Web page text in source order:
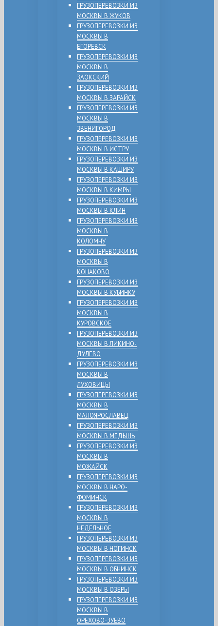
ГРУЗОПЕРЕВОЗКИ ИЗ
МОСКВЫ В ЖУКОВ
ГРУЗОПЕРЕВОЗКИ ИЗ
МОСКВЫ В
ЕГОРЕВСК
ГРУЗОПЕРЕВОЗКИ ИЗ
МОСКВЫ В
ЗАОКСКИЙ
ГРУЗОПЕРЕВОЗКИ ИЗ
МОСКВЫ В ЗАРАЙСК
ГРУЗОПЕРЕВОЗКИ ИЗ
МОСКВЫ В
ЗВЕНИГОРОД
ГРУЗОПЕРЕВОЗКИ ИЗ
МОСКВЫ В ИСТРУ
ГРУЗОПЕРЕВОЗКИ ИЗ
МОСКВЫ В КАШИРУ
ГРУЗОПЕРЕВОЗКИ ИЗ
МОСКВЫ В КИМРЫ
ГРУЗОПЕРЕВОЗКИ ИЗ
МОСКВЫ В КЛИН
ГРУЗОПЕРЕВОЗКИ ИЗ
МОСКВЫ В
КОЛОМНУ
ГРУЗОПЕРЕВОЗКИ ИЗ
МОСКВЫ В
КОНАКОВО
ГРУЗОПЕРЕВОЗКИ ИЗ
МОСКВЫ В КУБИНКУ
ГРУЗОПЕРЕВОЗКИ ИЗ
МОСКВЫ В
КУРОВСКОЕ
ГРУЗОПЕРЕВОЗКИ ИЗ
МОСКВЫ В ЛИКИНО-
ДУЛЕВО
ГРУЗОПЕРЕВОЗКИ ИЗ
МОСКВЫ В
ЛУХОВИЦЫ
ГРУЗОПЕРЕВОЗКИ ИЗ
МОСКВЫ В
МАЛОЯРОСЛАВЕЦ
ГРУЗОПЕРЕВОЗКИ ИЗ
МОСКВЫ В МЕДЫНЬ
ГРУЗОПЕРЕВОЗКИ ИЗ
МОСКВЫ В
МОЖАЙСК
ГРУЗОПЕРЕВОЗКИ ИЗ
МОСКВЫ В НАРО-
ФОМИНСК
ГРУЗОПЕРЕВОЗКИ ИЗ
МОСКВЫ В
НЕДЕЛЬНОЕ
ГРУЗОПЕРЕВОЗКИ ИЗ
МОСКВЫ В НОГИНСК
ГРУЗОПЕРЕВОЗКИ ИЗ
МОСКВЫ В ОБНИНСК
ГРУЗОПЕРЕВОЗКИ ИЗ
МОСКВЫ В ОЗЕРЫ
ГРУЗОПЕРЕВОЗКИ ИЗ
МОСКВЫ В
ОРЕХОВО-ЗУЕВО